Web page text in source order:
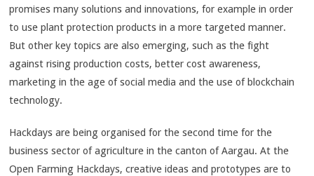
promises many solutions and innovations, for example in order
to use plant protection products in a more targeted manner.
But other key topics are also emerging, such as the fight
against rising production costs, better cost awareness,
marketing in the age of social media and the use of blockchain
technology.
Hackdays are being organised for the second time for the
business sector of agriculture in the canton of Aargau. At the
Open Farming Hackdays, creative ideas and prototypes are to